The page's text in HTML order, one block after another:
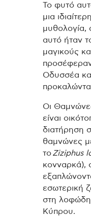
Το φυτό
μια
μυθολογία,
αυτό ήταν
μαγικούς
Οδυσσέα
Οι
είναι
διατήρηση
θαμνώνες
τοZiziphus
κονναρκά),
εσωτερική
στη λοφώδη
Κύπρου.